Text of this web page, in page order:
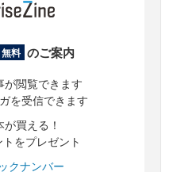
無料 のご案内
が閲覧できます
を受信できます
が買える！
をプレゼント
クナンバー